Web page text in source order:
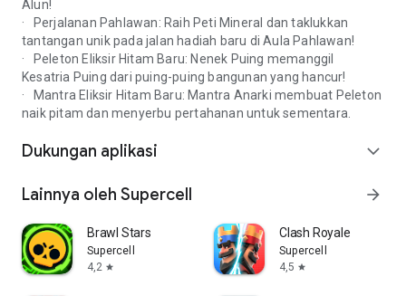
Alun!
· Perjalanan Pahlawan: Raih Peti Mineral dan taklukkan
tantangan unik pada jalan hadiah baru di Aula Pahlawan!
· Peleton Eliksir Hitam Baru: Nenek Puing memanggil
Kesatria Puing dari puing-puing bangunan yang hancur!
· Mantra Eliksir Hitam Baru: Mantra Anarki membuat Peleton
naik pitam dan menyerbu pertahanan untuk sementara.
Dukungan aplikasi expand_more
Lainnya oleh Supercell arrow_forward
Brawl Stars
Supercell
4,2 star
Clash Royale
Supercell
4,5 star